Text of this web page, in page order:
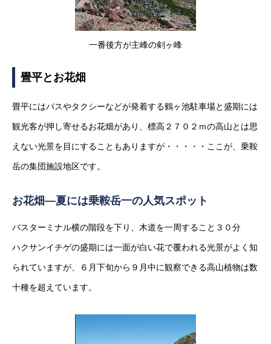
一番後方が主峰の剣ヶ峰
畳平とお花畑
畳平にはバスやタクシーなどが発着する鶴ヶ池駐車場と盛期には
観光客が押し寄せるお花畑があり、標高２７０２ｍの高山とは思
えない光景を目にすることもありますが・・・・・ここが、乗鞍
岳の集団施設地区です。
お花畑―夏には乗鞍岳一の人気スポット
バスターミナル横の階段を下り、木道を一周すること３０分
ハクサンイチゲの盛期には一面が白い花で覆われる光景がよく知
られていますが、６月下旬から９月中に観察できる高山植物は数
十種を超えています。